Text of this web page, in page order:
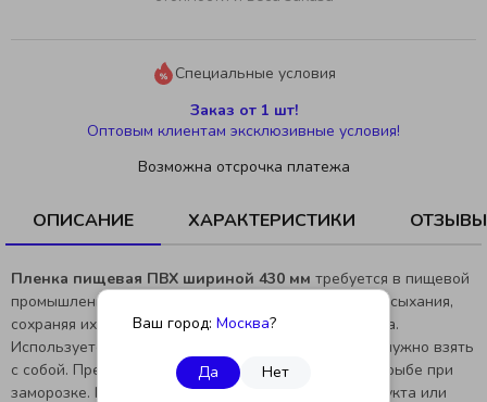
Ваш город: Москва?
Да Нет
Специальные условия
Заказ от 1 шт!
Оптовым клиентам эксклюзивные условия!
Возможна отсрочка платежа
ОПИСАНИЕ ХАРАКТЕРИСТИКИ ОТЗЫВЫ
Пленка пищевая ПВХ шириной 430 мм требуется в пищевой
промышленности и быту. Защищает продукты от высыхания,
сохраняя их свежесть и не меняя вкусовые качества.
Используется упаковки обедов и закусок, которые нужно взять
с собой. Предотвращает появление инея на мясе и рыбе при
заморозке. Не требует снятия при помещении продукта или